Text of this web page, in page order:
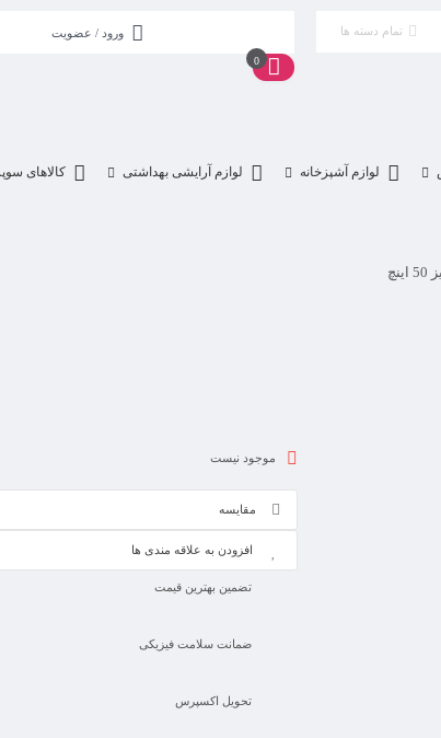
تمام دسته ها ورود / عضویت
0
لوازم آشپزخانه لوازم آرایشی بهداشتی کالاهای
موجود نیست
مقایسه
افزودن به علاقه مندی ها
تضمین بهترین قیمت
ضمانت سلامت فیزیکی
تحویل اکسپرس